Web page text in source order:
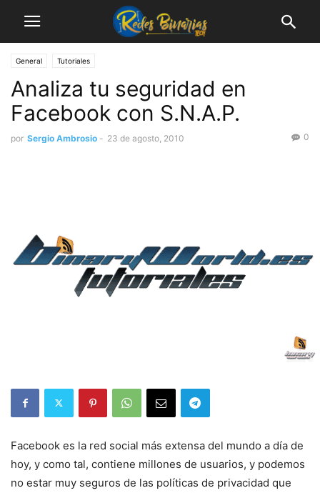
General Tutoriales
Analiza tu seguridad en
Facebook con S.N.A.P.
por Sergio Ambrosio - 23 de agosto, 2010 0
Facebook es la red social más extensa del mundo a día de
hoy, y como tal, contiene millones de usuarios, y podemos
no estar muy seguros de las políticas de privacidad que